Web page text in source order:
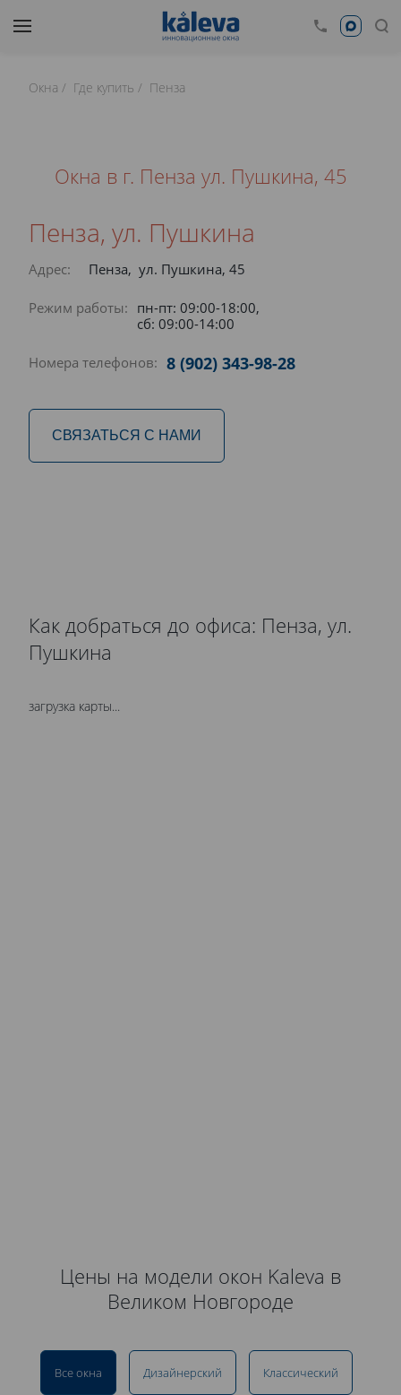
Окна Где купить Пенза
Окна в г. Пенза ул. Пушкина, 45
Пенза, ул. Пушкина
Адрес: Пенза, ул. Пушкина, 45
Режим работы: пн-пт: 09:00-18:00,
сб: 09:00-14:00
Номера телефонов: 8 (902) 343-98-28
СВЯЗАТЬСЯ С НАМИ
Как добраться до офиса: Пенза, ул.
Пушкина
загрузка карты...
Цены на модели окон Kaleva в
Великом Новгороде
Все окна Дизайнерский Классический